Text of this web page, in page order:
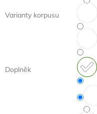
Varianty korpusu
Doplněk